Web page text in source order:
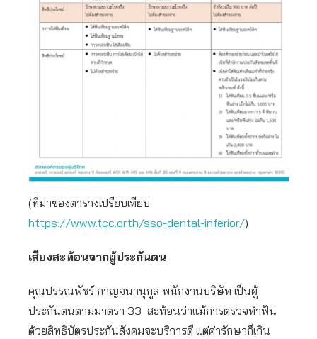
(ที่มาของตารางเปรียบเทียบ
https://www.tcc.or.th/sso-dental-inferior/)
เสียงสะท้อนจากผู้ประกันตน
คุณปรรณพัชร์ กาญจนานุกูล พนักงานบริษัท เป็นผู้
ประกันตนตามมาตรา 33 สะท้อนว่าแม้การตรวจทำฟัน
ด้วยสิทธิบัตรประกันสังคมจะบริการดี แต่ค่ารักษาก็เกิน